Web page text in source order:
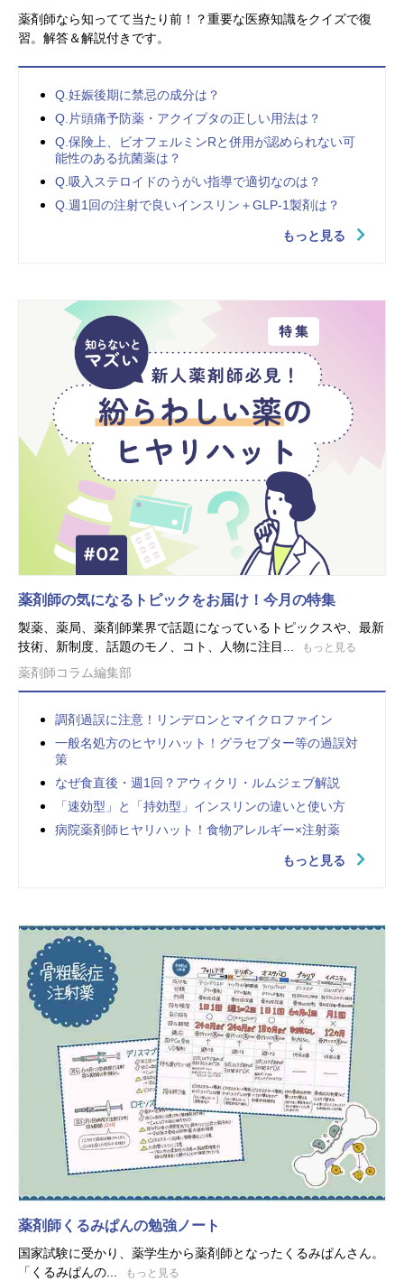
薬剤師なら知ってて当たり前！？重要な医療知識をクイズで復
習。解答＆解説付きです。
Q.妊娠後期に禁忌の成分は？
Q.片頭痛予防薬・アクイプタの正しい用法は？
Q.保険上、ビオフェルミンRと併用が認められない可
能性のある抗菌薬は？
Q.吸入ステロイドのうがい指導で適切なのは？
Q.週1回の注射で良いインスリン＋GLP-1製剤は？
もっと見る
薬剤師の気になるトピックをお届け！今月の特集
製薬、薬局、薬剤師業界で話題になっているトピックスや、最新
技術、新制度、話題のモノ、コト、人物に注目...
もっと見る
薬剤師コラム編集部
調剤過誤に注意！リンデロンとマイクロファイン
一般名処方のヒヤリハット！グラセプター等の過誤対
策
なぜ食直後・週1回？アウィクリ・ルムジェブ解説
「速効型」と「持効型」インスリンの違いと使い方
病院薬剤師ヒヤリハット！食物アレルギー×注射薬
もっと見る
薬剤師くるみぱんの勉強ノート
国家試験に受かり、薬学生から薬剤師となったくるみぱんさん。
「くるみぱんの...
もっと見る